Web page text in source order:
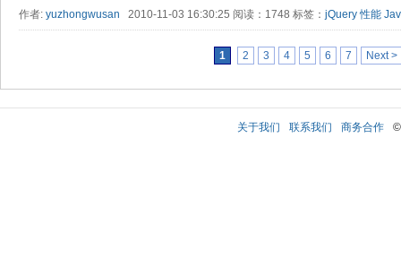
作者: yuzhongwusan 2010-11-03 16:30:25 阅读：1748 标签： jQuery 性能
1 2 3 4 5 6 7 Next >
关于我们 联系我们 商务合作